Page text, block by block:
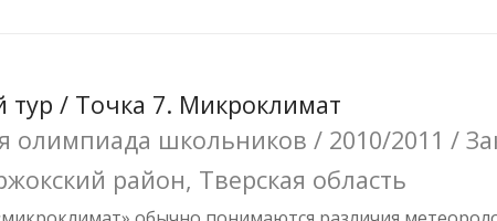
тур / Точка 7. Микроклимат
олимпиада школьников / 2010/2011 /
район, Тверская область